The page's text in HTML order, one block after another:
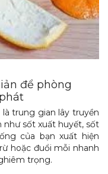
để phòng
trung gian lây truyền
như sốt xuất huyết, sốt
của bạn xuất hiện
hoặc đuổi mỗi nhanh
trọng.